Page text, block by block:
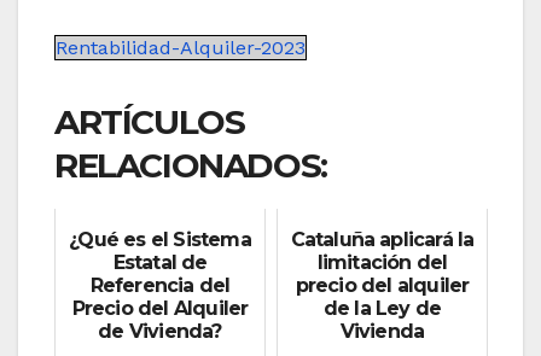
Rentabilidad-Alquiler-2023
ARTÍCULOS
RELACIONADOS:
¿Qué es el Sistema
Estatal de
Referencia del
Precio del Alquiler
de Vivienda?
Cataluña aplicará la
limitación del
precio del alquiler
de la Ley de
Vivienda